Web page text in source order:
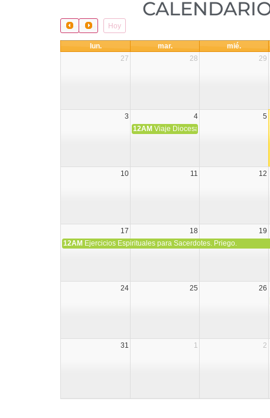
Hoy
lun. mar. mié.
27
28 29
3 4 5
12AM Viaje Diocesano a Japón.
10 11 12
17 18 19
12AM Ejercicios Espirituales para Sacerdotes. Priego.
24 25 26
31 1 2